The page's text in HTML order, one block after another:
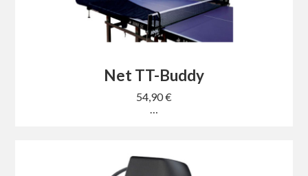
Net TT-Buddy
54,90 €